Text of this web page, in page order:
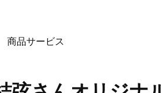
商品サービス